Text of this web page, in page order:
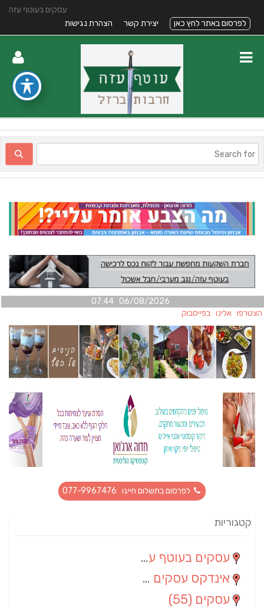
עסקים בעוטף עזה
לפרסום באתר לחץ כאן
יצירת קשר הצהרת נגישות
06/08/2026 07:44
אלינו בפייסבוק
לפרסום בתשלום חייגו 077-9967476
קטגוריות
עסקים בעוטף עזה
אינדקס עסקים מרחבי
עסקים (55)